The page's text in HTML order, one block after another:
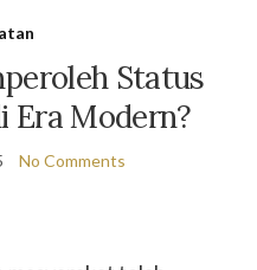
Status
Era Modern?
No Comments